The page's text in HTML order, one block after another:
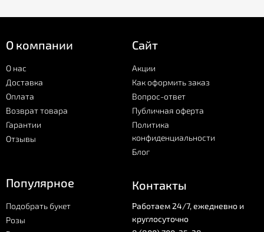
О компании
О нас
Доставка
Оплата
Возврат товара
Гарантии
Отзывы
Сайт
Акции
Как оформить заказ
Вопрос-ответ
Публичная оферта
Политика
конфиденциальности
Блог
Популярное
Подобрать букет
Розы
Контакты
Работаем 24/7, ежедневно и
круглосуточно